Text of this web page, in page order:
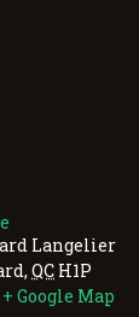
Langelier
, QC H1P
+ Google Map